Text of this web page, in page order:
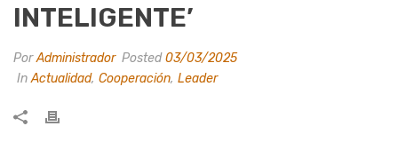
INTELIGENTE’
PorAdministrador Posted03/03/2025
InActualidad, Cooperación, Leader